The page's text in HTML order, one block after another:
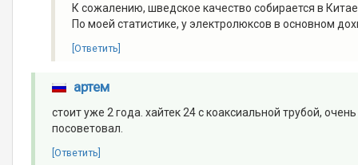
К сожалению, шведское качество собирается в
По моей статистике, у электролюксов в основном
[Ответить]
артем
стоит уже 2 года. хайтек 24 с коаксиальной трубой,
посоветовал.
[Ответить]